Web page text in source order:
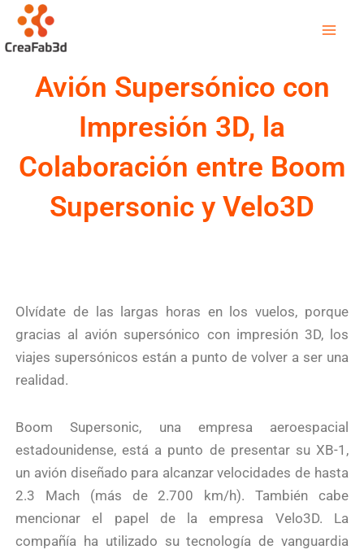
contenido
Avión Supersónico con
Impresión 3D, la
Colaboración entre Boom
Supersonic y Velo3D
Olvídate de las largas horas en los vuelos, porque
gracias al avión supersónico con impresión 3D, los
viajes supersónicos están a punto de volver a ser una
realidad.
Boom Supersonic, una empresa aeroespacial
estadounidense, está a punto de presentar su XB-1,
un avión diseñado para alcanzar velocidades de hasta
2.3 Mach (más de 2.700 km/h). También cabe
mencionar el papel de la empresa Velo3D. La
compañía ha utilizado su tecnología de vanguardia